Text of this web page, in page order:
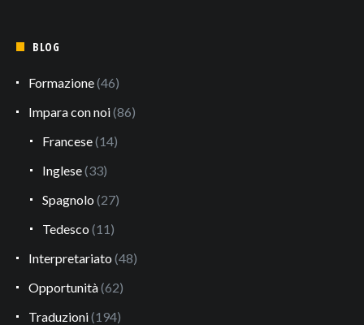
BLOG
Formazione(46)
Impara con noi(86)
Francese(14)
Inglese(33)
Spagnolo (27)
Tedesco (11)
Interpretariato (48)
Opportunità(62)
Traduzioni(194)